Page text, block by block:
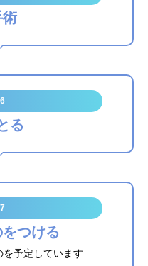
術
る
つける
予定しています